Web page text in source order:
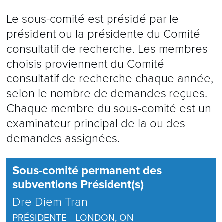
Le sous-comité est présidé par le
président ou la présidente du Comité
consultatif de recherche. Les membres
choisis proviennent du Comité
consultatif de recherche chaque année,
selon le nombre de demandes reçues.
Chaque membre du sous-comité est un
examinateur principal de la ou des
demandes assignées.
Sous-comité permanent des
subventions Président(s)
Dre Diem Tran
PRÉSIDENTE | LONDON, ON